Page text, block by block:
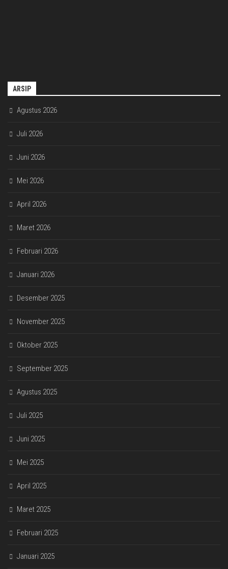
ARSIP
Agustus 2026
Juli 2026
Juni 2026
Mei 2026
April 2026
Maret 2026
Februari 2026
Januari 2026
Desember 2025
November 2025
Oktober 2025
September 2025
Agustus 2025
Juli 2025
Juni 2025
Mei 2025
April 2025
Maret 2025
Februari 2025
Januari 2025